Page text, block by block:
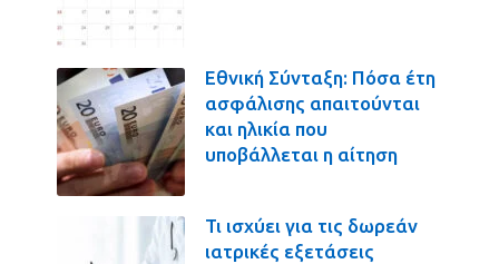
Εθνική Σύνταξη: Πόσα έτη
ασφάλισης απαιτούνται
και ηλικία που
υποβάλλεται η αίτηση
Τι ισχύει για τις δωρεάν
ιατρικές εξετάσεις